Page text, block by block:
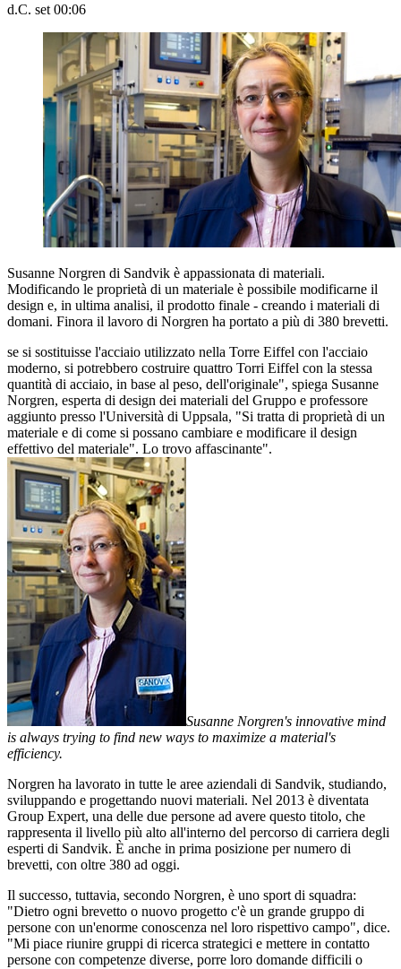
d.C. set 00:06
Susanne Norgren di Sandvik è appassionata di materiali.
Modificando le proprietà di un materiale è possibile modificarne il
design e, in ultima analisi, il prodotto finale - creando i materiali di
domani. Finora il lavoro di Norgren ha portato a più di 380 brevetti.
se si sostituisse l'acciaio utilizzato nella Torre Eiffel con l'acciaio
moderno, si potrebbero costruire quattro Torri Eiffel con la stessa
quantità di acciaio, in base al peso, dell'originale", spiega Susanne
Norgren, esperta di design dei materiali del Gruppo e professore
aggiunto presso l'Università di Uppsala, "Si tratta di proprietà di un
materiale e di come si possano cambiare e modificare il design
effettivo del materiale". Lo trovo affascinante".
Susanne Norgren's innovative mind
is always trying to find new ways to maximize a material's
efficiency.
Norgren ha lavorato in tutte le aree aziendali di Sandvik, studiando,
sviluppando e progettando nuovi materiali. Nel 2013 è diventata
Group Expert, una delle due persone ad avere questo titolo, che
rappresenta il livello più alto all'interno del percorso di carriera degli
esperti di Sandvik. È anche in prima posizione per numero di
brevetti, con oltre 380 ad oggi.
Il successo, tuttavia, secondo Norgren, è uno sport di squadra:
"Dietro ogni brevetto o nuovo progetto c'è un grande gruppo di
persone con un'enorme conoscenza nel loro rispettivo campo", dice.
"Mi piace riunire gruppi di ricerca strategici e mettere in contatto
persone con competenze diverse, porre loro domande difficili o